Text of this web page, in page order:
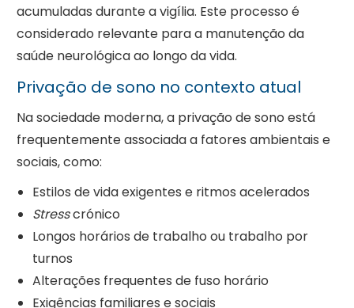
acumuladas durante a vigília. Este processo é
considerado relevante para a manutenção da
saúde neurológica ao longo da vida.
Privação de sono no contexto atual
Na sociedade moderna, a privação de sono está
frequentemente associada a fatores ambientais e
sociais, como:
Estilos de vida exigentes e ritmos acelerados
Stresscrónico
Longos horários de trabalho ou trabalho por
turnos
Alterações frequentes de fuso horário
Exigências familiares e sociais